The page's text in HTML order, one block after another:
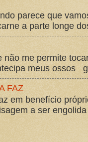
parece que
a parte longe
não me permite
meus ossos
FAZ
em benefício
a ser